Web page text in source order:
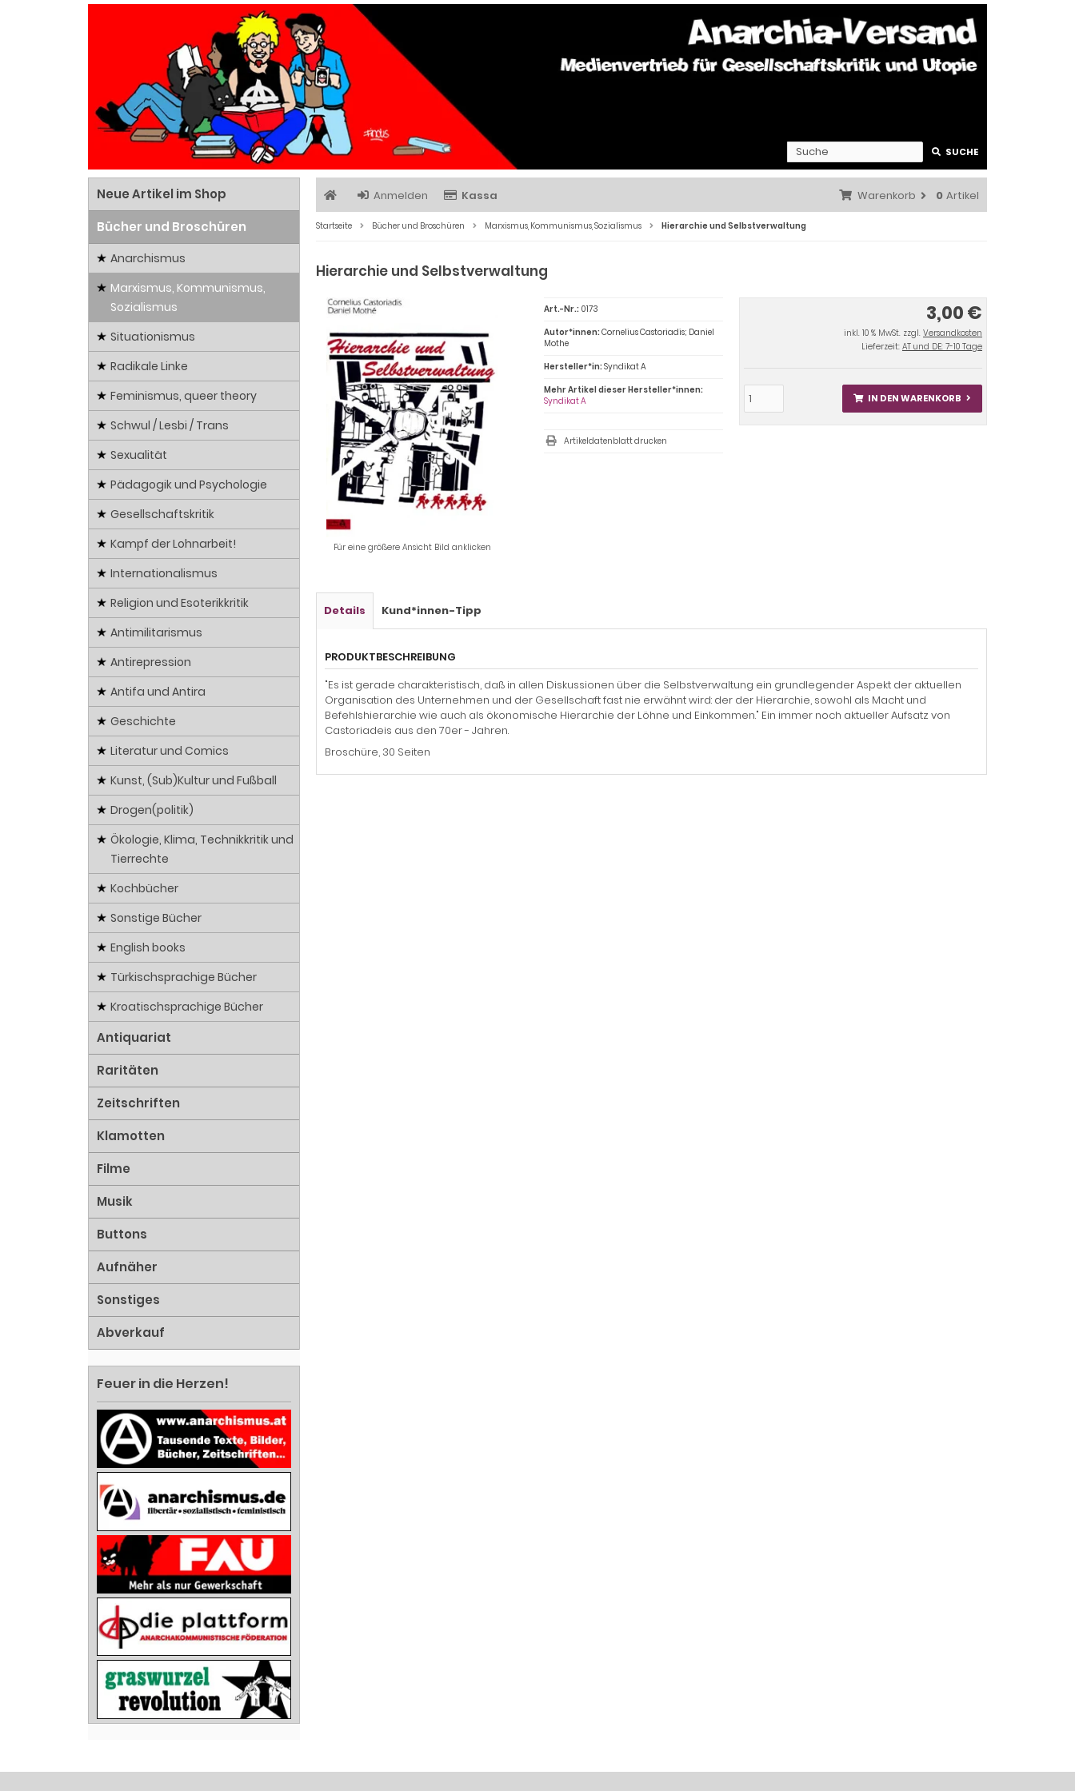
SUCHE
Anmelden Kassa Warenkorb 0 Artikel
Startseite Bücher und Broschüren Marxismus, Kommunismus, Sozialismus Hierarchie und Selbstverwaltung
Hierarchie und Selbstverwaltung
Für eine größere Ansicht Bild anklicken
3,00 €
inkl. 10 % MwSt. zzgl. Versandkosten
Lieferzeit: AT und DE: 7-10 Tage
IN DEN WARENKORB
Art.-Nr.: 0173
Autor*innen:Cornelius Castoriadis; Daniel
Mothe
Hersteller*in:Syndikat A
Mehr Artikel dieser Hersteller*innen:
Syndikat A
Artikeldatenblatt drucken
Details Kund*innen-Tipp
PRODUKTBESCHREIBUNG
"Es ist gerade charakteristisch, daß in allen Diskussionen über die Selbstverwaltung ein grundlegender Aspekt der aktuellen
Organisation des Unternehmen und der Gesellschaft fast nie erwähnt wird: der der Hierarchie, sowohl als Macht und
Befehlshierarchie wie auch als ökonomische Hierarchie der Löhne und Einkommen." Ein immer noch aktueller Aufsatz von
Castoriadeis aus den 70er - Jahren.
Broschüre, 30 Seiten
Neue Artikel im Shop
Bücher und Broschüren
Anarchismus
Marxismus, Kommunismus,
Sozialismus
Situationismus
Radikale Linke
Feminismus, queer theory
Schwul / Lesbi / Trans
Sexualität
Pädagogik und Psychologie
Gesellschaftskritik
Kampf der Lohnarbeit!
Internationalismus
Religion und Esoterikkritik
Antimilitarismus
Antirepression
Antifa und Antira
Geschichte
Literatur und Comics
Kunst, (Sub)Kultur und Fußball
Drogen(politik)
Ökologie, Klima, Technikkritik und
Tierrechte
Kochbücher
Sonstige Bücher
English books
Türkischsprachige Bücher
Kroatischsprachige Bücher
Antiquariat
Raritäten
Zeitschriften
Klamotten
Filme
Musik
Buttons
Aufnäher
Sonstiges
Abverkauf
Feuer in die Herzen!